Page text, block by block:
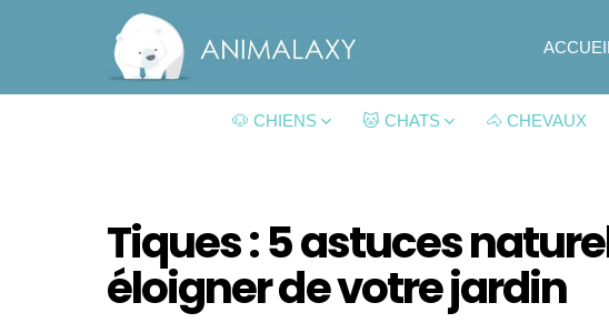
ACCUEIL
🐶 CHIENS 🐱 CHATS 🐴 CHEVAUX
Tiques : 5 astuces
éloigner de votre jardin